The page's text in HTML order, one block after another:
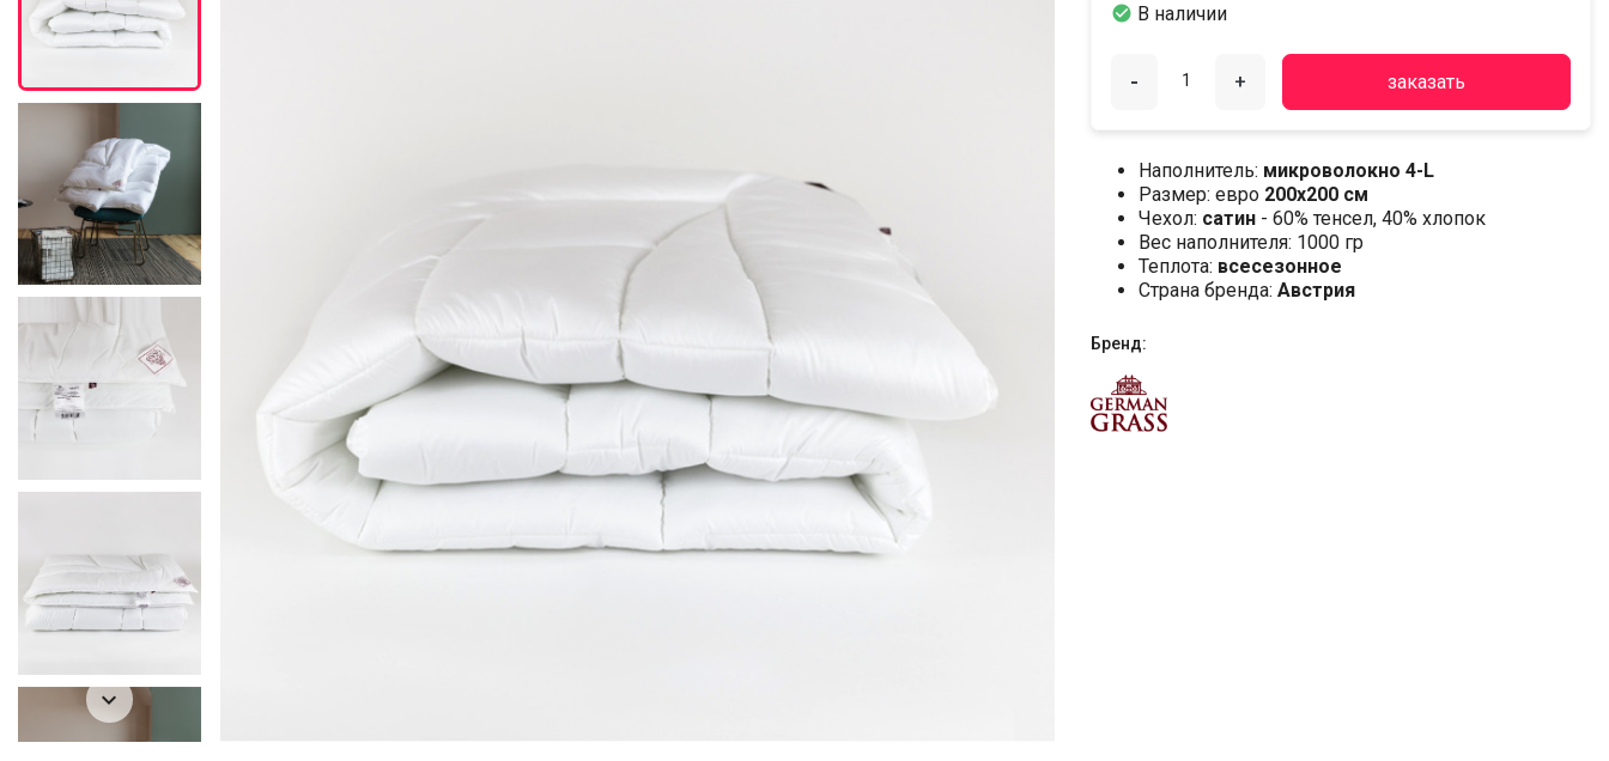

 В наличии
- + заказать
Наполнитель: микроволокно 4-L
Размер: евро 200х200 см
Чехол: сатин - 60% тенсел, 40% хлопок
Вес наполнителя: 1000 гр
Теплота: всесезонное
Страна бренда: Австрия
Бренд: